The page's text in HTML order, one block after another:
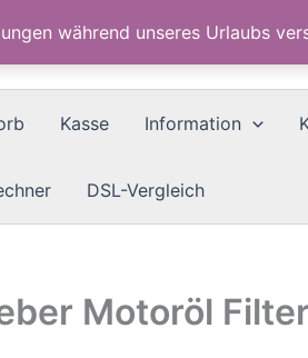
während unseres Urlaubs
Kasse Information
DSL-Vergleich
Motoröl